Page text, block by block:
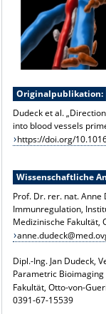
Originalpublikation:
Dudeck et al.
into blood vessels
https://doi.org/
Wissenschaftliche
Prof. Dr. rer. nat.
Immunregulation,
Medizinische Fakultät,
Dipl.-Ing. Jan Dudeck,
Parametric
Fakultät, Otto-von-
0391-67-15539